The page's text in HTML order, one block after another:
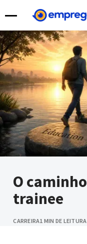
Pular para o conteúdo
O
trainee
CARREIRA1 MIN DE LEITURA